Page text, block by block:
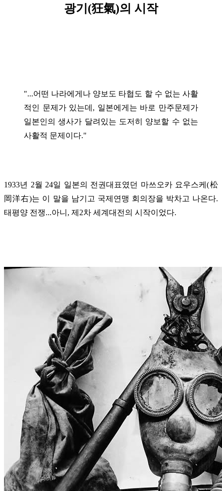
광기(狂氣)의 시작
"...어떤 나라에게나 양보도 타협도 할 수 없는 사활
적인 문제가 있는데, 일본에게는 바로 만주문제가
일본인의 생사가 달려있는 도저히 양보할 수 없는
사활적 문제이다."
1933년 2월 24일 일본의 전권대표였던 마쓰오카 요우스케(松
岡洋右)는 이 말을 남기고 국제연맹 회의장을 박차고 나온다.
태평양 전쟁...아니, 제2차 세계대전의 시작이었다.